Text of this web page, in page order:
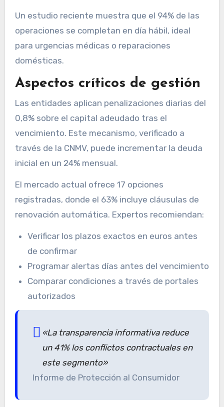
Un estudio reciente muestra que el 94% de las
operaciones se completan en día hábil, ideal
para urgencias médicas o reparaciones
domésticas.
Aspectos críticos de gestión
Las entidades aplican penalizaciones diarias del
0,8% sobre el capital adeudado tras el
vencimiento. Este mecanismo, verificado a
través de la CNMV, puede incrementar la deuda
inicial en un 24% mensual.
El mercado actual ofrece 17 opciones
registradas, donde el 63% incluye cláusulas de
renovación automática. Expertos recomiendan:
Verificar los plazos exactos en euros antes
de confirmar
Programar alertas días antes del vencimiento
Comparar condiciones a través de portales
autorizados
«La transparencia informativa reduce
un 41% los conflictos contractuales en
este segmento»
Informe de Protección al Consumidor